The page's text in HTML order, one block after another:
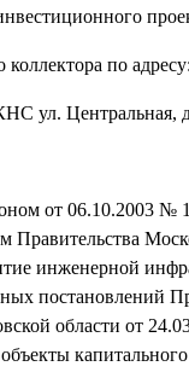
по адресу:
ул. Центральная,
от 06.10.2003
Правительства
инженерной
постановлений
области от